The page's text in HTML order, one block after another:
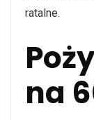
ratalne.
na